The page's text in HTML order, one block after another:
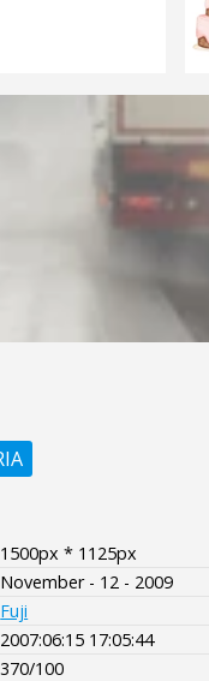
1500px * 1125px
November - 12 - 2009
Fuji
2007:06:15 17:05:44
370/100